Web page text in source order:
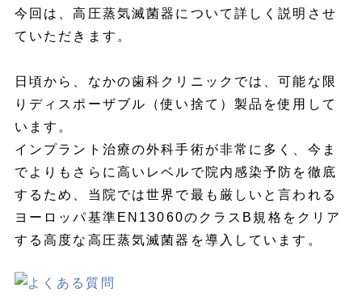
今回は、高圧蒸気滅菌器について詳しく説明させ
ていただきます。
日頃から、なかの歯科クリニックでは、可能な限
りディスポーザブル（使い捨て）製品を使用して
います。
インプラント治療の外科手術が非常に多く、今ま
でよりもさらに高いレベルで院内感染予防を徹底
するため、当院では世界で最も厳しいと言われる
ヨーロッパ基準EN13060のクラスB規格をクリア
する高度な高圧蒸気滅菌器を導入しています。